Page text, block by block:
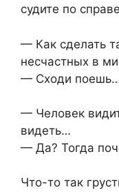
судите по
— Как сделать
несчастных в
— Сходи
— Человек
видеть…
— Да? Тогда
Что-то так